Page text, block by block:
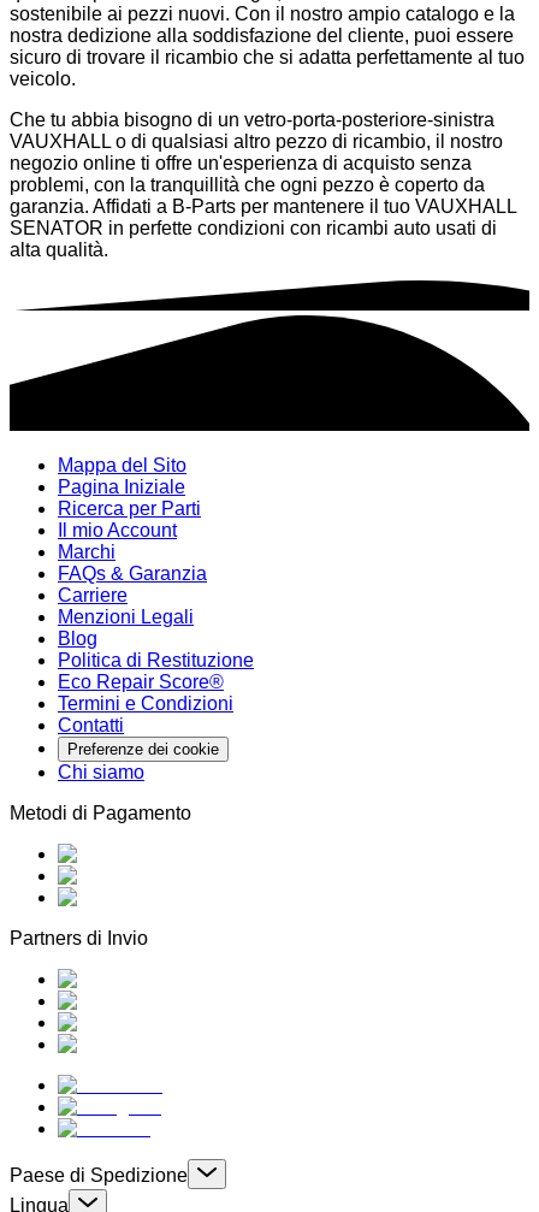
sostenibile ai pezzi nuovi. Con il nostro ampio catalogo e la
nostra dedizione alla soddisfazione del cliente, puoi essere
sicuro di trovare il ricambio che si adatta perfettamente al tuo
veicolo.
Che tu abbia bisogno di un vetro-porta-posteriore-sinistra
VAUXHALL o di qualsiasi altro pezzo di ricambio, il nostro
negozio online ti offre un'esperienza di acquisto senza
problemi, con la tranquillità che ogni pezzo è coperto da
garanzia. Affidati a B-Parts per mantenere il tuo VAUXHALL
SENATOR in perfette condizioni con ricambi auto usati di
alta qualità.
Mappa del Sito
Pagina Iniziale
Ricerca per Parti
Il mio Account
Marchi
FAQs & Garanzia
Carriere
Menzioni Legali
Blog
Politica di Restituzione
Eco Repair Score®
Termini e Condizioni
Contatti
Preferenze dei cookie
Chi siamo
Metodi di Pagamento
Partners di Invio
Paese di Spedizione
Lingua